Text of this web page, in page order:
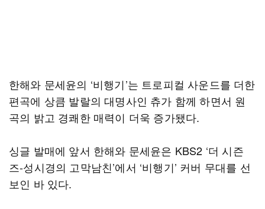
한해와 문세윤의 ‘비행기’는 트로피컬 사운드를 더한
편곡에 상큼 발랄의 대명사인 츄가 함께 하면서 원
곡의 밝고 경쾌한 매력이 더욱 증가됐다.
싱글 발매에 앞서 한해와 문세윤은 KBS2 ‘더 시즌
즈-성시경의 고막남친’에서 ‘비행기’ 커버 무대를 선
보인 바 있다.